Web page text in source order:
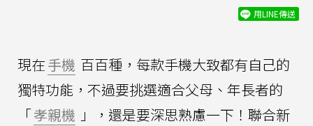
用LINE傳送
現在手機 百百種，每款手機大致都有自己的
獨特功能，不過要挑選適合父母、年長者的
「孝親機 」，還是要深思熟慮一下！聯合新